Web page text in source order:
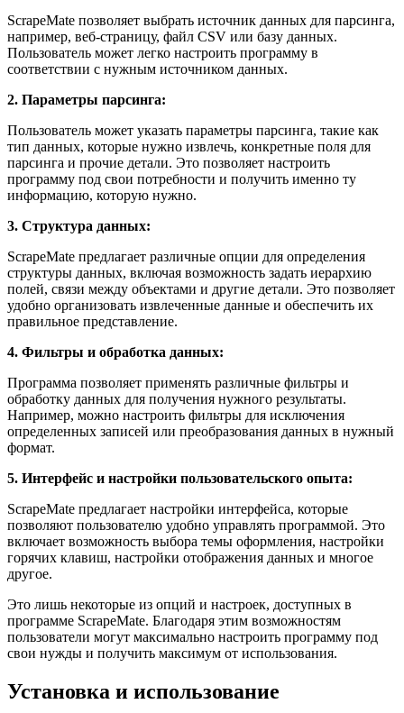
ScrapeMate позволяет выбрать источник данных для парсинга,
например, веб-страницу, файл CSV или базу данных.
Пользователь может легко настроить программу в
соответствии с нужным источником данных.
2. Параметры парсинга:
Пользователь может указать параметры парсинга, такие как
тип данных, которые нужно извлечь, конкретные поля для
парсинга и прочие детали. Это позволяет настроить
программу под свои потребности и получить именно ту
информацию, которую нужно.
3. Структура данных:
ScrapeMate предлагает различные опции для определения
структуры данных, включая возможность задать иерархию
полей, связи между объектами и другие детали. Это позволяет
удобно организовать извлеченные данные и обеспечить их
правильное представление.
4. Фильтры и обработка данных:
Программа позволяет применять различные фильтры и
обработку данных для получения нужного результаты.
Например, можно настроить фильтры для исключения
определенных записей или преобразования данных в нужный
формат.
5. Интерфейс и настройки пользовательского опыта:
ScrapeMate предлагает настройки интерфейса, которые
позволяют пользователю удобно управлять программой. Это
включает возможность выбора темы оформления, настройки
горячих клавиш, настройки отображения данных и многое
другое.
Это лишь некоторые из опций и настроек, доступных в
программе ScrapeMate. Благодаря этим возможностям
пользователи могут максимально настроить программу под
свои нужды и получить максимум от использования.
Установка и использование